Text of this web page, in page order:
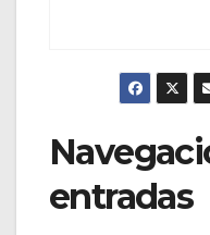
entradas